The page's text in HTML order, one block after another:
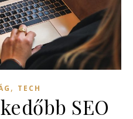
, TECH
SEO